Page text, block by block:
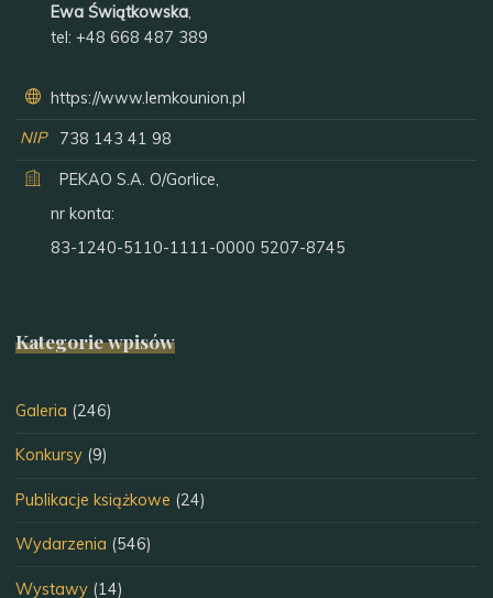
Ewa Świątkowska,
tel:+48 668 487 389
https://www.lemkounion.pl
NIP
738 143 41 98
PEKAO S.A. O/Gorlice,
nr konta:
83-1240-5110-1111-0000 5207-8745
Kategorie wpisów
Galeria (246)
Konkursy (9)
Publikacje książkowe (24)
Wydarzenia (546)
Wystawy (14)